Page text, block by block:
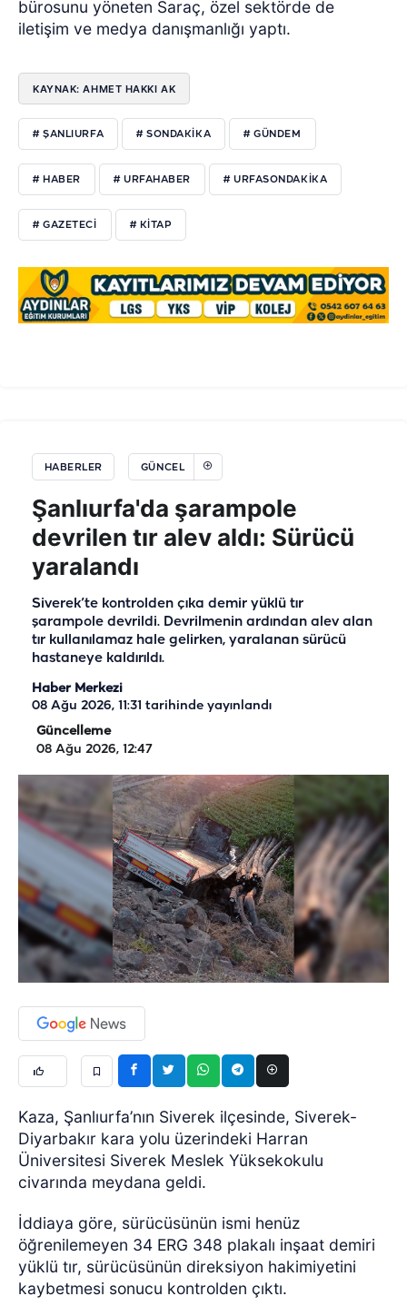
bürosunu yöneten Saraç, özel sektörde de
iletişim ve medya danışmanlığı yaptı.
KAYNAK: AHMET HAKKI AK
# ŞANLIURFA # SONDAKIKA # GÜNDEM
# HABER # URFAHABER # URFASONDAKIKA
# GAZETECI # KITAP
HABERLER GÜNCEL
Şanlıurfa'da şarampole
devrilen tır alev aldı: Sürücü
yaralandı
Siverek’te kontrolden çıka demir yüklü tır
şarampole devrildi. Devrilmenin ardından alev alan
tır kullanılamaz hale gelirken, yaralanan sürücü
hastaneye kaldırıldı.
Haber Merkezi
08 Ağu 2026, 11:31 tarihinde yayınlandı
Güncelleme
08 Ağu 2026, 12:47
Kaza, Şanlıurfa’nın Siverek ilçesinde, Siverek-
Diyarbakır kara yolu üzerindeki Harran
Üniversitesi Siverek Meslek Yüksekokulu
civarında meydana geldi.
İddiaya göre, sürücüsünün ismi henüz
öğrenilemeyen 34 ERG 348 plakalı inşaat demiri
yüklü tır, sürücüsünün direksiyon hakimiyetini
kaybetmesi sonucu kontrolden çıktı.